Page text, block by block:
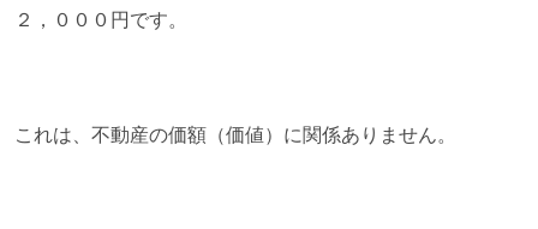
２，０００円です。
これは、不動産の価額（価値）に関係ありません。